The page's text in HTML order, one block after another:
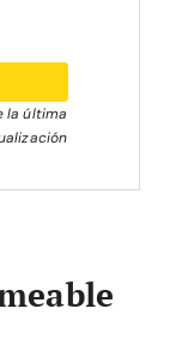
la última